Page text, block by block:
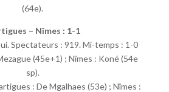
(64e).
– Nîmes : 1-1
Spectateurs : 919. Mi-temps : 1-0
(45e+1) ; Nîmes : Koné (54e
sp).
: De Mgalhaes (53e) ; Nîmes :